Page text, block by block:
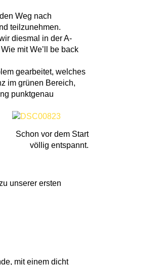
Weg nach
teilzunehmen.
diesmal in der A-
mit We’ll be back
gearbeitet, welches
im grünen Bereich,
punktgenau
Schon vor dem Start
völlig entspannt.
unserer ersten
mit einem dicht